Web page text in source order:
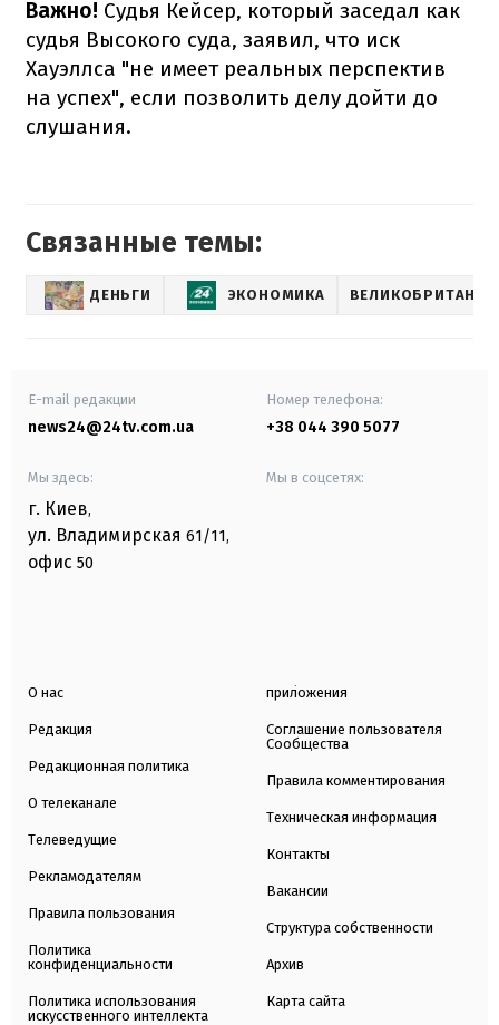
Важно! Судья Кейсер, который заседал как
судья Высокого суда, заявил, что иск
Хауэллса "не имеет реальных перспектив
на успех", если позволить делу дойти до
слушания.
Связанные темы:
ДЕНЬГИ ЭКОНОМИКА ВЕЛИКОБРИТАНИЯ
E-mail редакции
news24@24tv.com.ua
Номер телефона:
+38 044 390 5077
Мы здесь:
г. Киев,
ул. Владимирская 61/11,
офис 50
Мы в соцсетях:
О нас
Редакция
Редакционная политика
О телеканале
Телеведущие
Рекламодателям
Правила пользования
Политика
конфиденциальности
Политика использования
искусственного интеллекта
приложения
Соглашение пользователя
Сообщества
Правила комментирования
Техническая информация
Контакты
Вакансии
Структура собственности
Архив
Карта сайта